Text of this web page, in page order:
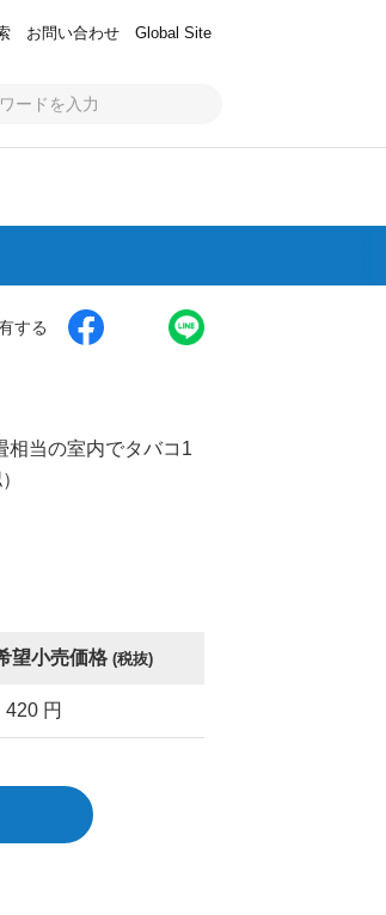
お問い合わせ Global Site
当の室内でタバコ1
望小売価格(税抜)
420 円
する